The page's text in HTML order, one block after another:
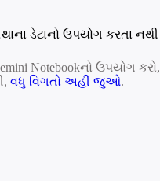
ડેટાનો ઉપયોગ કરતા નથી
Notebookનો ઉપયોગ કરો,
વધુ વિગતો અહીં જુઓ.